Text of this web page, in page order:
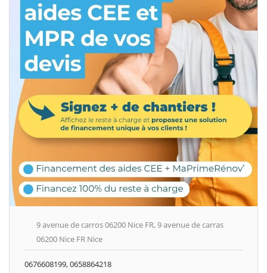
9 avenue de carros 06200 Nice FR, 9 avenue de carras
06200 Nice FR Nice
0676608199, 0658864218